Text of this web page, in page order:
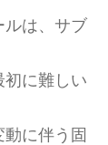
ルは、サブ
初に難しい
に伴う固